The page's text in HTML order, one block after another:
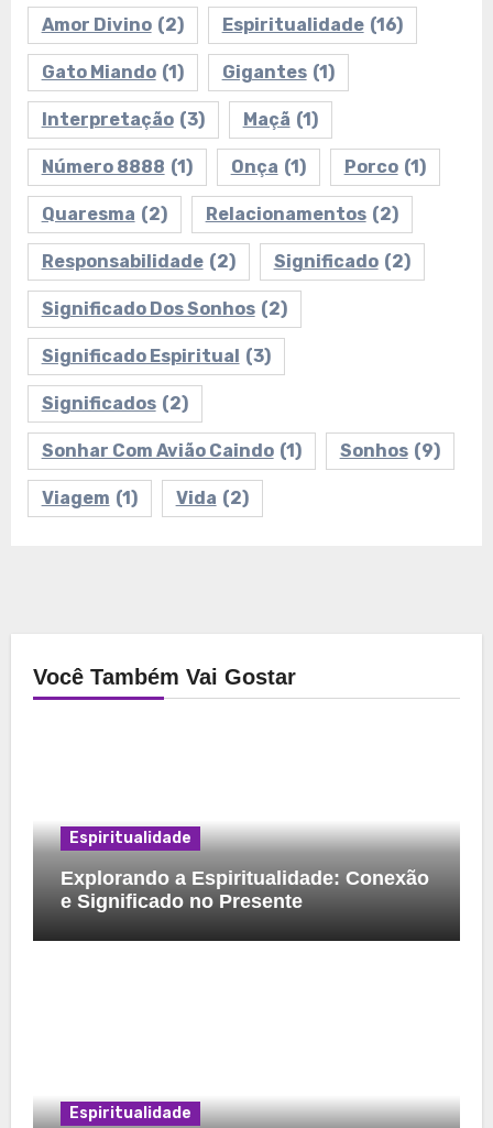
Amor Divino (2) Espiritualidade (16)
Gato Miando (1) Gigantes (1)
Interpretação (3) Maçã (1)
Número 8888 (1) Onça (1) Porco (1)
Quaresma (2) Relacionamentos (2)
Responsabilidade (2) Significado (2)
Significado Dos Sonhos (2)
Significado Espiritual (3)
Significados (2)
Sonhar Com Avião Caindo (1) Sonhos (9)
Viagem (1) Vida (2)
Você Também Vai Gostar
Espiritualidade
Explorando a Espiritualidade: Conexão
e Significado no Presente
Espiritualidade